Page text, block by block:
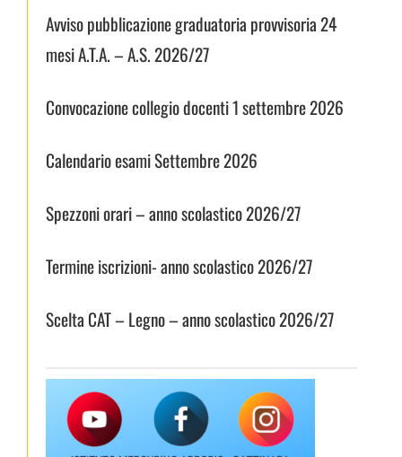
Avviso pubblicazione graduatoria provvisoria 24
mesi A.T.A. – A.S. 2026/27
Convocazione collegio docenti 1 settembre 2026
Calendario esami Settembre 2026
Spezzoni orari – anno scolastico 2026/27
Termine iscrizioni- anno scolastico 2026/27
Scelta CAT – Legno – anno scolastico 2026/27